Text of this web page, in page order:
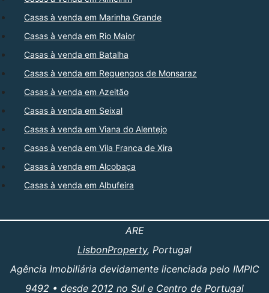
Casas à venda em Marinha Grande
Casas à venda em Rio Maior
Casas à venda em Batalha
Casas à venda em Reguengos de Monsaraz
Casas à venda em Azeitão
Casas à venda em Seixal
Casas à venda em Viana do Alentejo
Casas à venda em Vila Franca de Xira
Casas à venda em Alcobaça
Casas à venda em Albufeira
ARE
LisbonProperty, Portugal
Agência Imobiliária devidamente licenciada pelo IMPIC
9492 • desde 2012 no Sul e Centro de Portugal